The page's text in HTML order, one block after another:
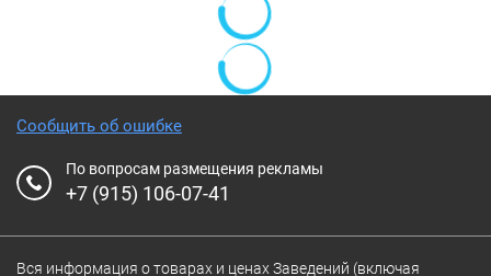
Сообщить об ошибке
По вопросам размещения рекламы
+7 (915) 106-07-41
Вся информация о товарах и ценах Заведений (включая